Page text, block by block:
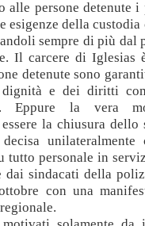
alle persone detenute i
esigenze della
sempre di più dal
Il carcere di Iglesias
detenute sono
e dei diritti
Eppure la vera
la chiusura dello
tutto personale in
dai sindacati della
con una